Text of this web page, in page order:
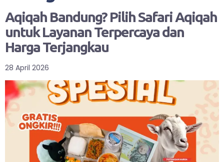
Aqiqah Bandung? Pilih Safari Aqiqah
untuk Layanan Terpercaya dan
Harga Terjangkau
28 April 2026